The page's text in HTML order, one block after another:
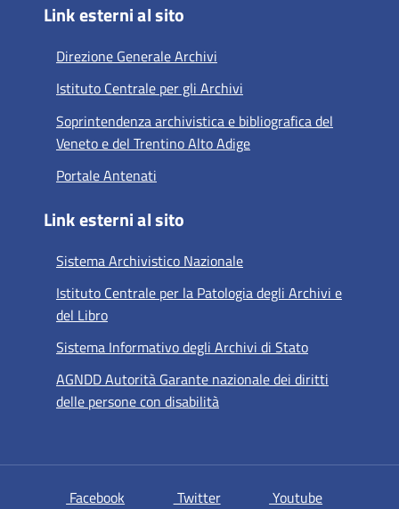
Link esterni al sito
Direzione Generale Archivi
Istituto Centrale per gli Archivi
Soprintendenza archivistica e bibliografica del
Veneto e del Trentino Alto Adige
Portale Antenati
Link esterni al sito
Sistema Archivistico Nazionale
Istituto Centrale per la Patologia degli Archivi e
del Libro
Sistema Informativo degli Archivi di Stato
AGNDD Autorità Garante nazionale dei diritti
delle persone con disabilità
Facebook si apre in una nuova scheda
Twittersi apre in una nuova scheda
Youtubesi apre in